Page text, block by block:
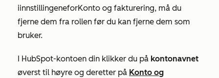
iinnstillingeneforKonto og fakturering, må du
fjerne dem fra rollen før du kan fjerne dem som
bruker.
I HubSpot-kontoen din klikker du på kontonavnet
øverst til høyre og deretter på Konto og